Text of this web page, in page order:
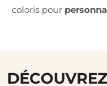
coloris pour